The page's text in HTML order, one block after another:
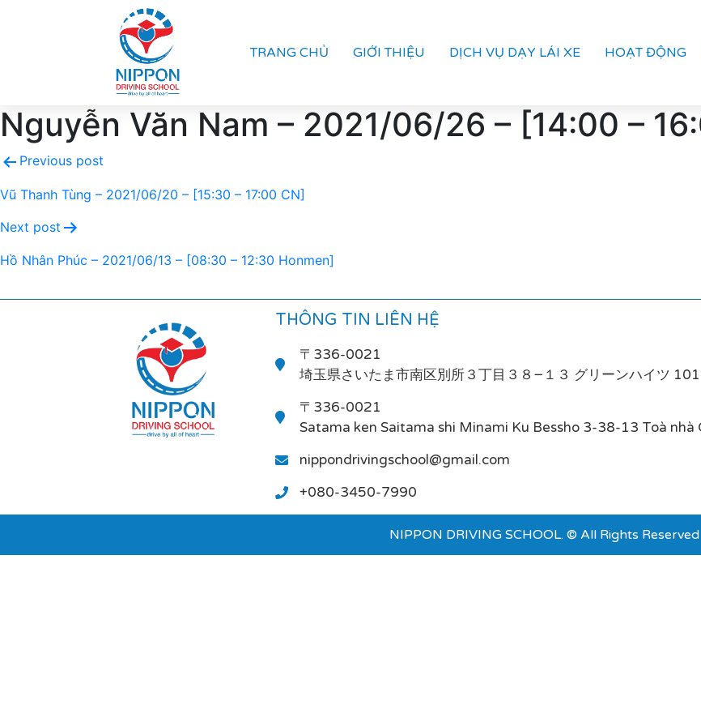
TRANG CHỦ GIỚI THIỆU DỊCH VỤ DẠY LÁI XE HOẠT ĐỘNG
Nguyễn Văn Nam – 2021/06/26 – [14:00 –
Previous post
Vũ Thanh Tùng – 2021/06/20 – [15:30 – 17:00 CN]
Next post
Hồ Nhân Phúc – 2021/06/13 – [08:30 – 12:30 Honmen]
THÔNG TIN LIÊN HỆ
〒336-0021
埼玉県さいたま市南区別所３丁目３８−１３ グリーンハイツ
〒336-0021
Satama ken Saitama shi Minami Ku Bessho 3-38-13 Toà nhà
nippondrivingschool@gmail.com
+080-3450-7990
NIPPON DRIVING SCHOOL. © All Rights Reserved